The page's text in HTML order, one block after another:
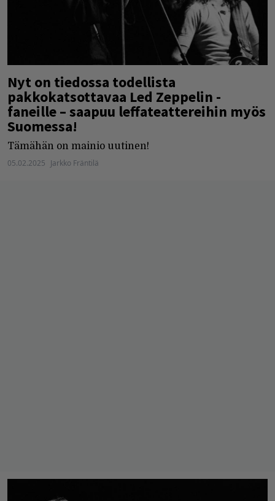
Nyt on tiedossa todellista
pakkokatsottavaa Led Zeppelin -
faneille – saapuu leffateattereihin myös
Suomessa!
Tämähän on mainio uutinen!
05.02.2025 Jarkko Fräntilä